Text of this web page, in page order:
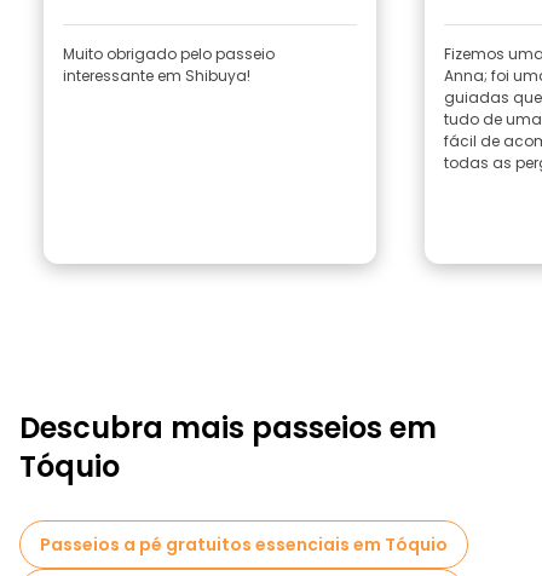
Muito obrigado pelo passeio
interessante em Shibuya!
Fizemos
Anna; foi
guiadas que
tudo de
fácil de
todas as
Descubra mais passeios em
Tóquio
Passeios a pé gratuitos essenciais em Tóquio